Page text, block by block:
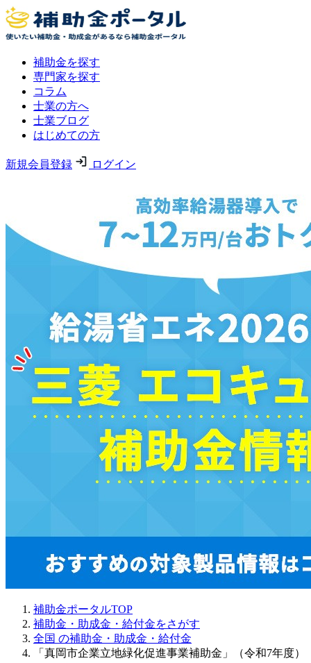
補助金を探す
専門家を探す
コラム
士業の方へ
士業ブログ
はじめての方
新規会員登録 ログイン
補助金ポータルTOP
補助金・助成金・給付金をさがす
全国 の補助金・助成金・給付金
「真岡市企業立地緑化促進事業補助金」（令和7年度）